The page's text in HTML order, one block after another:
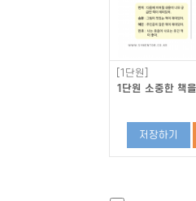
[1단원]
1단원 소중한 책
저장하기